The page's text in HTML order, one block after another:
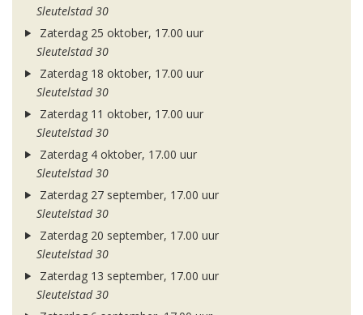
Sleutelstad 30
Zaterdag 25 oktober, 17.00 uur
Sleutelstad 30
Zaterdag 18 oktober, 17.00 uur
Sleutelstad 30
Zaterdag 11 oktober, 17.00 uur
Sleutelstad 30
Zaterdag 4 oktober, 17.00 uur
Sleutelstad 30
Zaterdag 27 september, 17.00 uur
Sleutelstad 30
Zaterdag 20 september, 17.00 uur
Sleutelstad 30
Zaterdag 13 september, 17.00 uur
Sleutelstad 30